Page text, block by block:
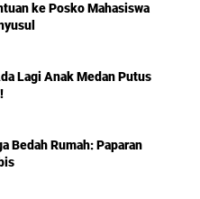
ke Posko Mahasiswa
Lagi Anak Medan Putus
Bedah Rumah: Paparan